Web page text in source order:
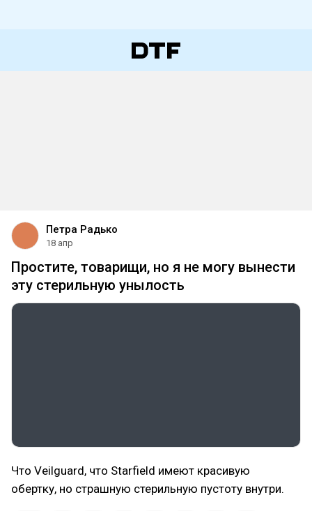
Петра Радько
18 апр
Простите, товарищи, но я не могу вынести
эту стерильную унылость
Что Veilguard, что Starfield имеют красивую
обертку, но страшную стерильную пустоту внутри.